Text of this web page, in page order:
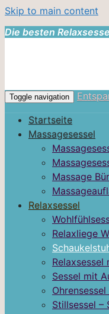
Skip to main content
Die besten
Toggle navigation
Startseite
Massagesessel
Massage
Relaxsessel
Relaxliege
Sessel mit
Stillsessel –